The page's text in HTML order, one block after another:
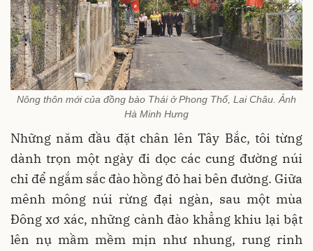
Nông thôn mới của đồng bào Thái ở Phong Thổ, Lai Châu. Ảnh
Hà Minh Hưng
Những năm đầu đặt chân lên Tây Bắc, tôi từng
dành trọn một ngày đi dọc các cung đường núi
chỉ để ngắm sắc đào hồng đỏ hai bên đường. Giữa
mênh mông núi rừng đại ngàn, sau một mùa
Đông xơ xác, những cành đào khẳng khiu lại bật
lên nụ mầm mềm mịn như nhung, rung rinh